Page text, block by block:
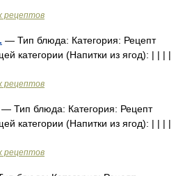
рецептов
— Тип блюда: Категория: Рецепт
категории (Напитки из ягод): | | | |
рецептов
— Тип блюда: Категория: Рецепт
категории (Напитки из ягод): | | | |
рецептов